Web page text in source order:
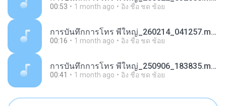
00:53 1 month ago อิง ชื่อ ชด ช้อย
การ​บันทึก​การ​โทร พี่ใหญ่_260214_041257.m4a
00:16 1 month ago อิง ชื่อ ชด ช้อย
การ​บันทึก​การ​โทร พี่ใหญ่_250906_183835.m4a
00:41 1 month ago อิง ชื่อ ชด ช้อย